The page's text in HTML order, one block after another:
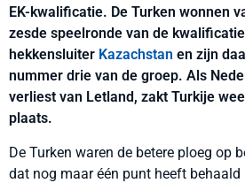
EK-kwalificatie. De Turken wonnen
zesde speelronde van de
hekkensluiter Kazachstan en zijn
nummer drie van de groep. Als
verliest van Letland, zakt Turkije
plaats.
De Turken waren de betere ploeg op
dat nog maar één punt heeft behaald